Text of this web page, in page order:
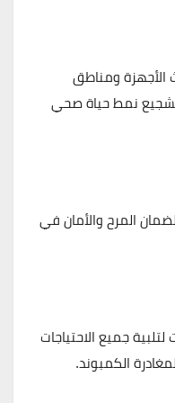
ومناطق
نمط حياة صحي
المرح والأمانفي
جميع الاحتياجات
الكمبوند.